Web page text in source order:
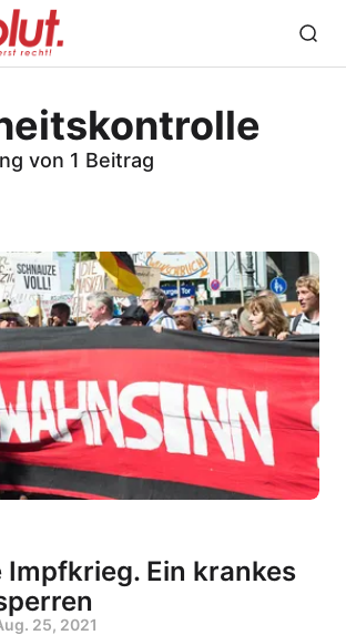
von 1 Beitrag
Impfkrieg. Ein krankes
25, 2021